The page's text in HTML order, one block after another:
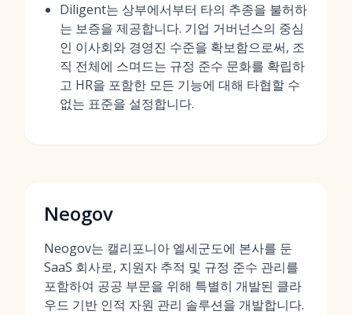
Diligent는 상부에서부터 타의 추종을 불허하
는 보증을 제공합니다. 기업 거버넌스의 중심
인 이사회와 경영진 수준을 확보함으로써, 조
직 전체에 스며드는 규정 준수 문화를 확립하
고 HR을 포함한 모든 기능에 대해 타협할 수
없는 표준을 설정합니다.
Neogov
Neogov는 캘리포니아 엘세군도에 본사를 둔
SaaS 회사로, 지원자 추적 및 규정 준수 관리를
포함하여 공공 부문을 위해 특별히 개발된 클라
우드 기반 인적 자원 관리 솔루션을 개발합니다.